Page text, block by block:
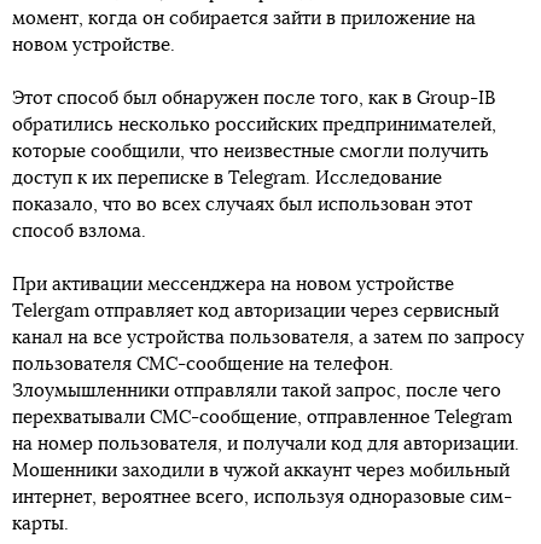
момент, когда он собирается зайти в приложение на
новом устройстве.
Этот способ был обнаружен после того, как в Group-IB
обратились несколько российских предпринимателей,
которые сообщили, что неизвестные смогли получить
доступ к их переписке в Telegram. Исследование
показало, что во всех случаях был использован этот
способ взлома.
При активации мессенджера на новом устройстве
Telergam отправляет код авторизации через сервисный
канал на все устройства пользователя, а затем по запросу
пользователя СМС-сообщение на телефон.
Злоумышленники отправляли такой запрос, после чего
перехватывали СМС-сообщение, отправленное Telegram
на номер пользователя, и получали код для авторизации.
Мошенники заходили в чужой аккаунт через мобильный
интернет, вероятнее всего, используя одноразовые сим-
карты.